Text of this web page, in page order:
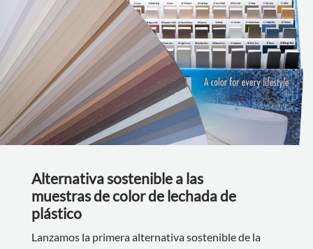
Alternativa sostenible a las
muestras de color de lechada de
plástico
Lanzamos la primera alternativa sostenible de la